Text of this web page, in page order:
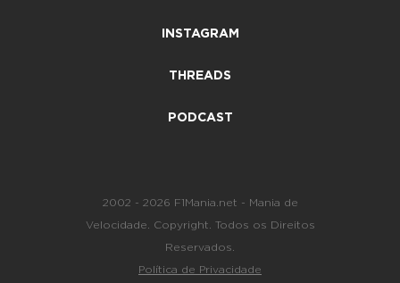
INSTAGRAM
THREADS
PODCAST
2002 - 2026 F1Mania.net - Mania de
Velocidade. Copyright. Todos os Direitos
Reservados.
Política de Privacidade